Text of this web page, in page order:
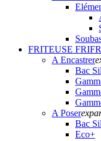
FRITEUSE
A Encastrer
Bac
A Poser
Bac
Eco+